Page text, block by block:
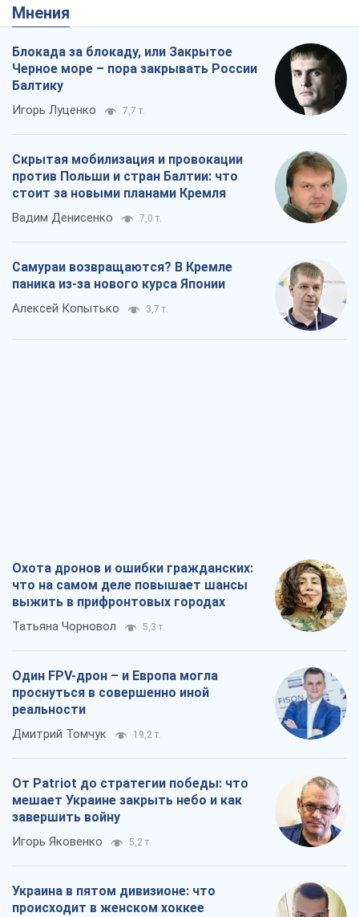
Мнения
Блокада за блокаду, или Закрытое
Черное море – пора закрывать России
Балтику
Игорь Луценко 7,7 т.
Скрытая мобилизация и провокации
против Польши и стран Балтии: что
стоит за новыми планами Кремля
Вадим Денисенко 7,0 т.
Самураи возвращаются? В Кремле
паника из-за нового курса Японии
Алексей Копытько 3,7 т.
Охота дронов и ошибки гражданских:
что на самом деле повышает шансы
выжить в прифронтовых городах
Татьяна Чорновол 5,3 т.
Один FPV-дрон – и Европа могла
проснуться в совершенно иной
реальности
Дмитрий Томчук 19,2 т.
От Patriot до стратегии победы: что
мешает Украине закрыть небо и как
завершить войну
Игорь Яковенко 5,2 т.
Украина в пятом дивизионе: что
происходит в женском хоккее